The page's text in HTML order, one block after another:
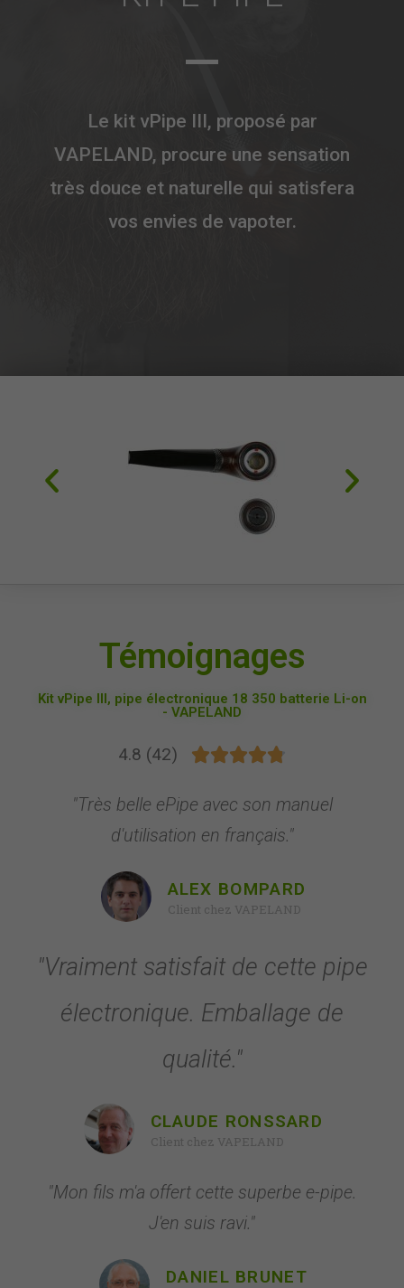
Le kit vPipe III, proposé par
VAPELAND, procure une sensation
très douce et naturelle qui satisfera
vos envies de vapoter.
Témoignages
Kit vPipe III, pipe électronique 18 350 batterie Li-on
- VAPELAND
4.8 (42) 
"Très belle ePipe avec son manuel
d'utilisation en français."
ALEX BOMPARD
Client chez VAPELAND
"Vraiment satisfait de cette pipe
électronique. Emballage de
qualité."
CLAUDE RONSSARD
Client chez VAPELAND
"Mon fils m'a offert cette superbe e-pipe.
J'en suis ravi."
DANIEL BRUNET